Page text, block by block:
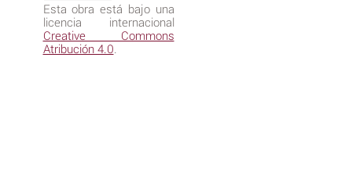
Esta obra está bajo una
licencia internacional
Creative Commons
Atribución 4.0.